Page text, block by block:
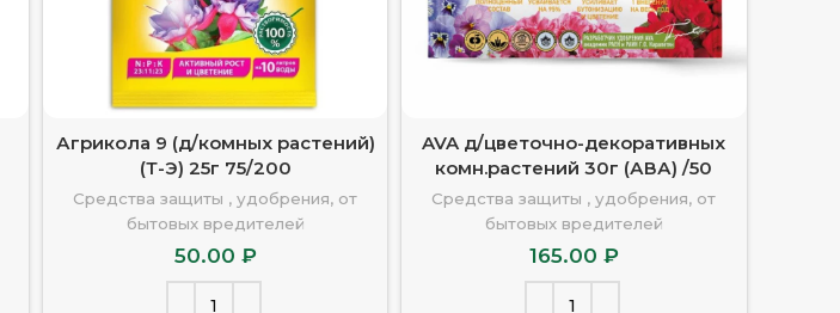
Агрикола 9 (д/комных растений)
(Т-Э) 25г 75/200
Средства защиты , удобрения, от
бытовых вредителей
50.00 ₽
AVA д/цветочно-декоративных
комн.растений 30г (АВА) /50
Средства защиты , удобрения, от
бытовых вредителей
165.00 ₽